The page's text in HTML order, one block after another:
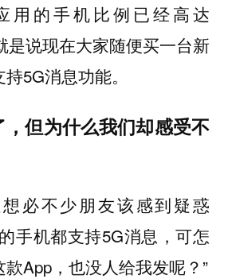
用的手机比例已经高达
是说现在大家随便买一台新
5G消息功能。
但为什么我们却感受不
必不少朋友该感到疑惑
手机都支持5G消息，可怎
App，也没人给我发呢？”